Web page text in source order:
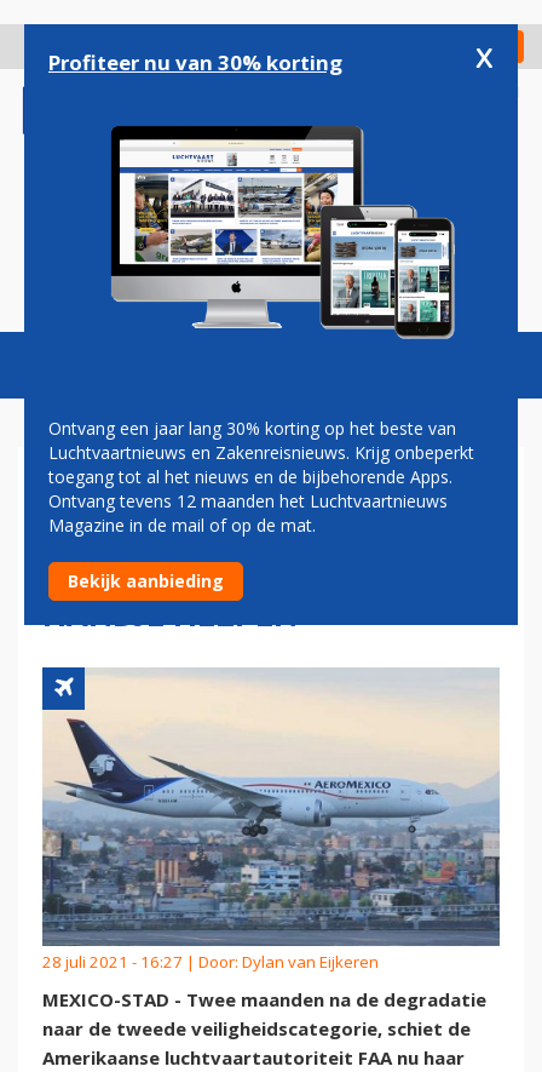
gaan
Check in
Magazine Podcasts Vacatures
NA DOWNGRADE: FAA GAAT
MEXICAANSE
LUCHTVAARTAUTORITEIT
HANDJE HELPEN
28 juli 2021 - 16:27 | Door: Dylan van Eijkeren
MEXICO-STAD - Twee maanden na de degradatie
naar de tweede veiligheidscategorie, schiet de
Amerikaanse luchtvaartautoriteit FAA nu haar
Profiteer nu van 30% korting x
Ontvang een jaar lang 30% korting op het beste van
Luchtvaartnieuws en Zakenreisnieuws. Krijg onbeperkt
toegang tot al het nieuws en de bijbehorende Apps.
Ontvang tevens 12 maanden het Luchtvaartnieuws
Magazine in de mail of op de mat.
Bekijk aanbieding